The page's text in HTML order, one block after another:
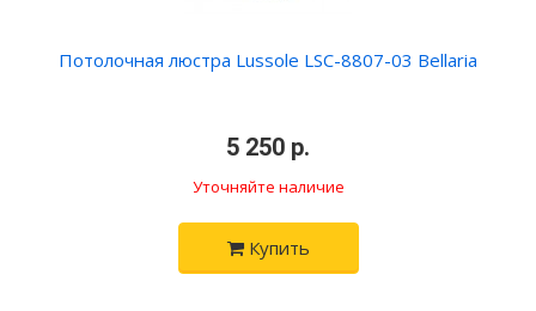
Потолочная люстра Lussole LSC-8807-03 Bellaria
5 250 р.
Уточняйте наличие
Купить